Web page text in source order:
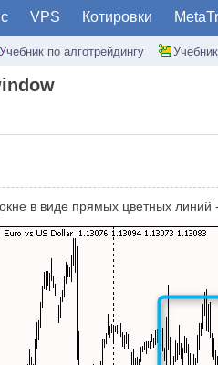
VPS Котировки
Учебник по алготрейдингу
в виде прямых цветных линий